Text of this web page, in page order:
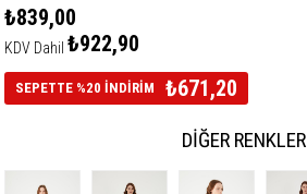
₺839,00
KDV Dahil ₺922,90
SEPETTE %20 İNDİRİM ₺671,20
DIĞER RENKLER